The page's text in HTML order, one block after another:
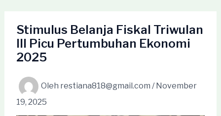
Stimulus Belanja Fiskal Triwulan
III Picu Pertumbuhan Ekonomi
2025
Oleh restiana818@gmail.com / November
19, 2025